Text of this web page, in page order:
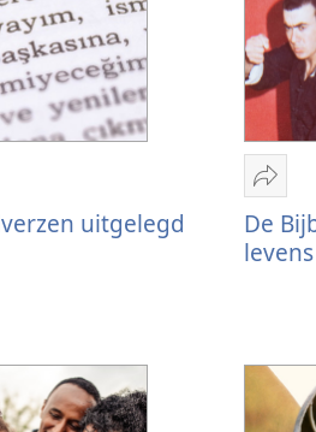
uitgelegd
Delen
De
Bijbel
De
levens